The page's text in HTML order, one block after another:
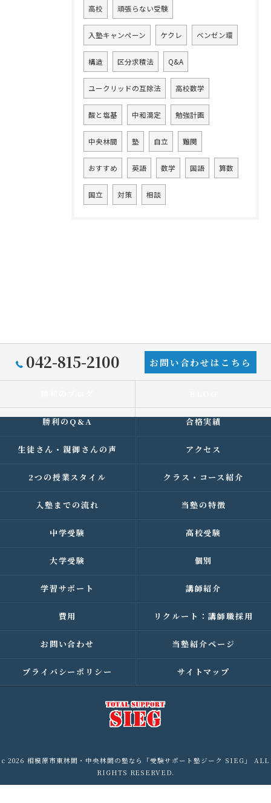
高校 頑張らない受験
入塾キャンペーン ケクレ ベンゼン環
構造 区分求積法 Q&A
ユークリッドの互除法 高校数学
酸と塩基 中和滴定 勉強計画
中央林間 塾 自立 難関
おすすめ 英語 数学 国語 算数
国立 対策 相談
042-815-2100 お問い合わせはこちら
勝利のQ&A 合格実績
生徒さん・親御さんの声 アクセス
2つの授業スタイル クラス・コース紹介
入塾までの流れ 当塾の特徴
中学受験 高校受験
大学受験 個別
学習サポート 講師紹介
費用 リクルート：講師職採用
お問い合わせ 当塾紹介ページ
プライバシーポリシー サイトマップ
c 2026 相模原市東林間・中央林間の塾なら「受験サポート塾ジーク SIEG」 ALL
RIGHTS RESERVED.